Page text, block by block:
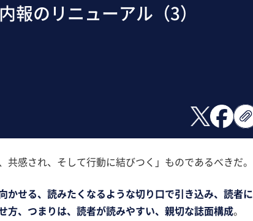
報のリニューアル（3）
感され、そして行動に結びつく」ものであるべきだ。
かせる、読みたくなるような切り口で引き込み、読者
方、つまりは、読者が読みやすい、親切な誌面構成。